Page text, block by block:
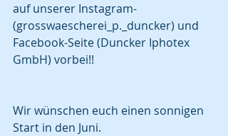
auf unserer Instagram-
(grosswaescherei_p._duncker) und
Facebook-Seite (Duncker Iphotex
GmbH) vorbei!!
Wir wünschen euch einen sonnigen
Start in den Juni.